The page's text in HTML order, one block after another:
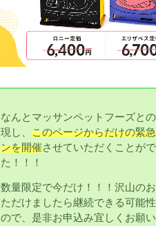
なんとマッサンペットフーズと
現し、このページからだけの緊
ンを開催させていただくことが
た！！！
数量限定で今だけ！！！沢山の
ただけましたら継続できる可能
ので、是非お申込み宜しくお願